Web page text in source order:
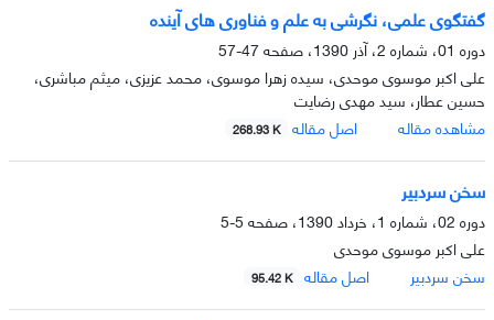
گفتگوى علمى، نگرشى به علم و فناورى هاى آینده
دوره 01، شماره 2، آذر 1390، صفحه
47-57
علی اکبر موسوی موحدی، سیده زهرا موسوی، محمد عزیزی، میثم مباشری،
حسین عطار، سید مهدی رضایت
مشاهده مقاله
اصل مقاله 268.93 K
سخن سردبیر
دوره 02، شماره 1، خرداد 1390، صفحه
5-5
علی اکبر موسوی موحدی
سخن سردبیر
اصل مقاله 95.42 K